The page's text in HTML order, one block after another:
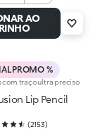
AO
PROMO %
com traço ultra preciso
Lip Pencil
(2153)